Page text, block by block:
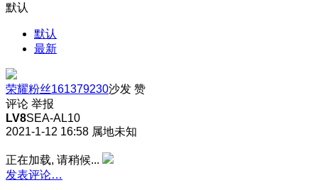
默认
默认
最新
荣耀粉丝161379230沙发 赞
评论 举报
LV8SEA-AL10
2021-1-12 16:58 属地未知
正在加载, 请稍候...
发表评论…